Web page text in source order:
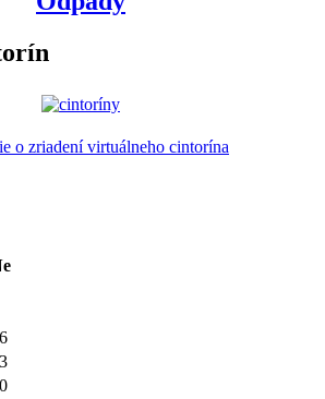
o zriadení virtuálneho cintorína